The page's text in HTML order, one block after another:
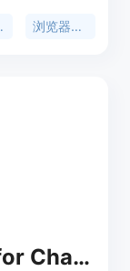
Godot等游
画 浏览器2D绑定
Live2D Virtual Human for Chatting based on Unity